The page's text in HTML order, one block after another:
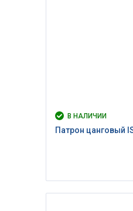
В НАЛИЧИИ
Патрон цанговый